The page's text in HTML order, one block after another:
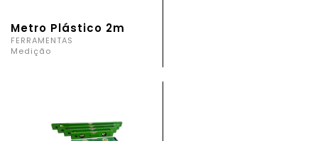
Metro Plástico 2m
FERRAMENTAS
Medição